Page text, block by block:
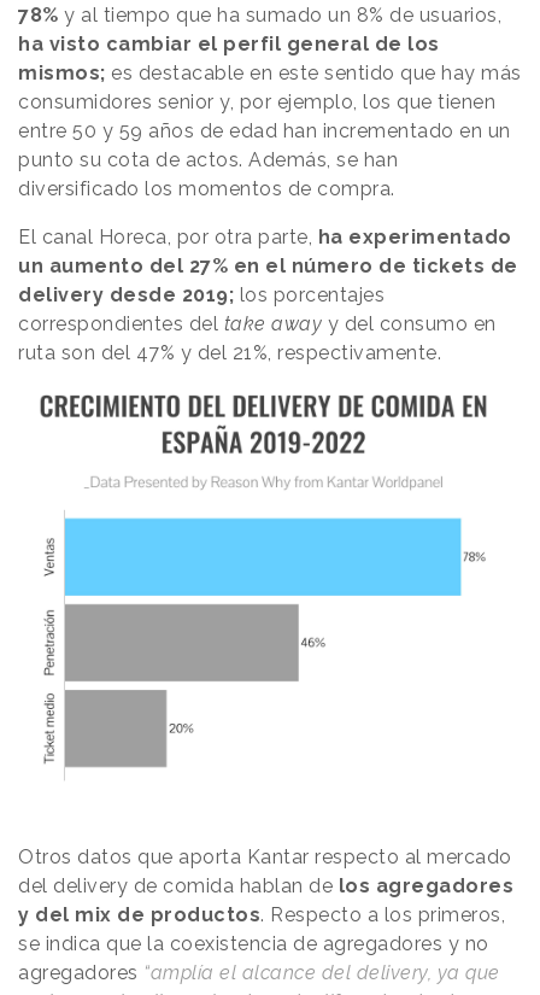
78% y al tiempo que ha sumado un 8% de usuarios,
ha visto cambiar el perfil general de los
mismos; es destacable en este sentido que hay más
consumidores senior y, por ejemplo, los que tienen
entre 50 y 59 años de edad han incrementado en un
punto su cota de actos. Además, se han
diversificado los momentos de compra.
El canal Horeca, por otra parte, ha experimentado
un aumento del 27% en el número de tickets de
delivery desde 2019; los porcentajes
correspondientes del take away y del consumo en
ruta son del 47% y del 21%, respectivamente.
Otros datos que aporta Kantar respecto al mercado
del delivery de comida hablan de los agregadores
y del mix de productos. Respecto a los primeros,
se indica que la coexistencia de agregadores y no
agregadores “amplía el alcance del delivery, ya que